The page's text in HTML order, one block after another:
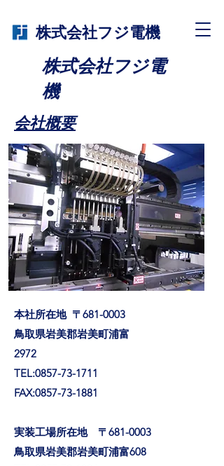
株式会社フジ電機
株式会社フジ電
機
​会社概要
本社所在地 〒681-0003
鳥取県岩美郡岩美町浦富
2972
TEL:0857-73-1711
FAX:0857-73-1881
実装工場所在地 〒681-0003
鳥取県岩美郡岩美町浦富608